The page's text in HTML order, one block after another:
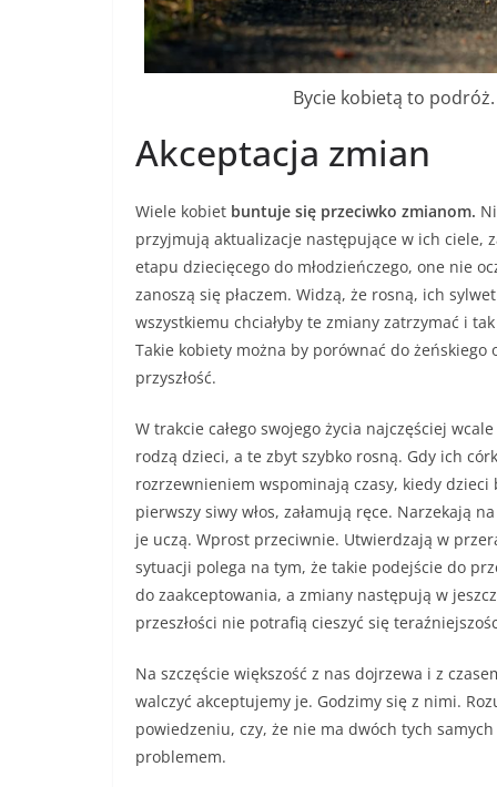
Bycie kobietą to
Akceptacja zmian
Wiele kobiet buntuje się przeciwko zmianom.
przyjmują aktualizacje następujące w ich ciele,
etapu dziecięcego do młodzieńczego, one nie
zanoszą się płaczem. Widzą, że rosną, ich
wszystkiemu chciałyby te zmiany zatrzymać i
Takie kobiety można by porównać do
przyszłość.
W trakcie całego swojego życia najczęściej
rodzą dzieci, a te zbyt szybko rosną. Gdy ich
rozrzewnieniem wspominają czasy, kiedy
pierwszy siwy włos, załamują ręce. Narzekają
je uczą. Wprost przeciwnie. Utwierdzają w
sytuacji polega na tym, że takie podejście do
do zaakceptowania, a zmiany następują w
przeszłości nie potrafią cieszyć się
Na szczęście większość z nas dojrzewa i z
walczyć akceptujemy je. Godzimy się z nimi.
powiedzeniu, czy, że nie ma dwóch tych
problemem.